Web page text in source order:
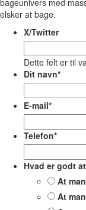
bageunivers med
elsker at bage.
X/Twitter
Dette felt er til
Dit navn*
E-mail*
Telefon*
Hvad er godt
At
At